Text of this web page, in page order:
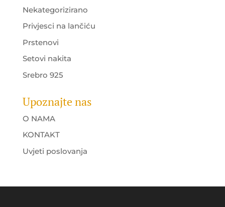
Nekategorizirano
Privjesci na lančiću
Prstenovi
Setovi nakita
Srebro 925
Upoznajte nas
O NAMA
KONTAKT
Uvjeti poslovanja